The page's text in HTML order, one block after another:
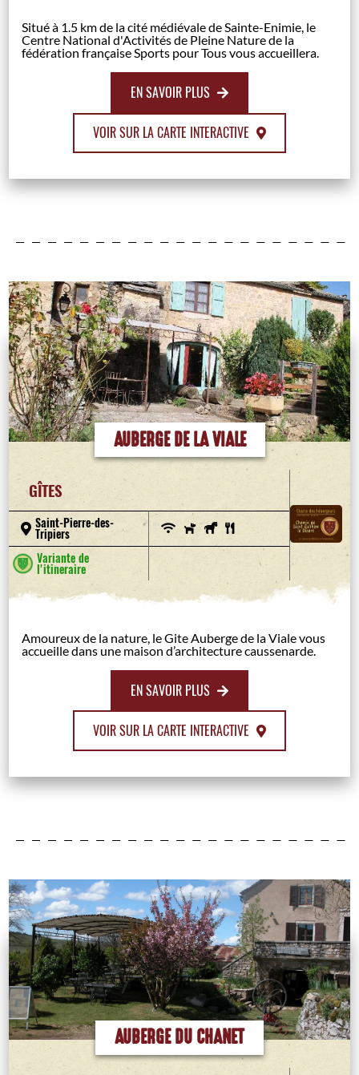
Situé à 1.5 km de la cité médiévale de Sainte-Enimie, le
Centre National d'Activités de Pleine Nature de la
fédération française Sports pour Tous vous accueillera.
EN SAVOIR PLUS
VOIR SUR LA CARTE INTERACTIVE
AUBERGE DE LA VIALE
GÎTES
Saint-Pierre-des-
Tripiers
Variante de
l'itineraire
Amoureux de la nature, le Gite Auberge de la Viale vous
accueille dans une maison d’architecture caussenarde.
EN SAVOIR PLUS
VOIR SUR LA CARTE INTERACTIVE
AUBERGE DU CHANET